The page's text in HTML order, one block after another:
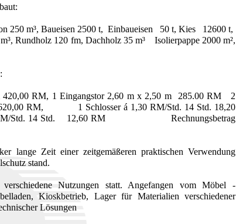
250 m³, Baueisen 2500 t, Einbaueisen 50 t, Kies 12600 t,
Rundholz 120 fm, Dachholz 35 m³ Isolierpappe 2000 m²,
420,00 RM, 1 Eingangstor 2,60 m x 2,50 m 285.00 RM 2
620,00 RM, 1 Schlosser á 1,30 RM/Std. 14 Std. 18,20
RM/Std. 14 Std. 12,60 RM Rechnungsbetrag
lange Zeit einer zeitgemäßeren praktischen Verwendung
stand.
Nutzungen statt. Angefangen vom Möbel -
Kioskbetrieb, Lager für Materialien verschiedener
Lösungen